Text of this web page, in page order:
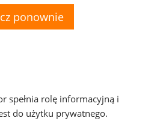
ponownie
spełnia rolę informacyjną i
do użytku prywatnego.